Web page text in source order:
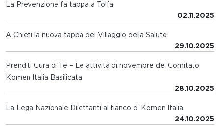
La Prevenzione fa tappa a Tolfa
02.11.2025
A Chieti la nuova tappa del Villaggio della Salute
29.10.2025
Prenditi Cura di Te – Le attività di novembre del Comitato
Komen Italia Basilicata
28.10.2025
La Lega Nazionale Dilettanti al fianco di Komen Italia
24.10.2025